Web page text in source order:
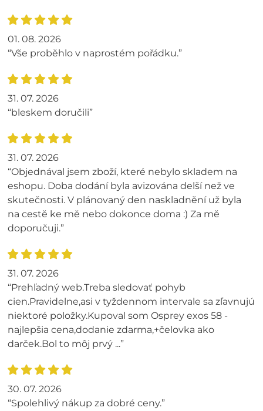
01. 08. 2026
“Vše proběhlo v naprostém pořádku.”
31. 07. 2026
“bleskem doručili”
31. 07. 2026
“Objednával jsem zboží, které nebylo skladem na
eshopu. Doba dodání byla avizována delší než ve
skutečnosti. V plánovaný den naskladnění už byla
na cestě ke mě nebo dokonce doma :) Za mě
doporučuji.”
31. 07. 2026
“Prehľadný web.Treba sledovať pohyb
cien.Pravidelne,asi v tyždennom intervale sa zľavnujú
niektoré položky.Kupoval som Osprey exos 58 -
najlepšia cena,dodanie zdarma,+čelovka ako
darček.Bol to môj prvý ...”
30. 07. 2026
“Spolehlivý nákup za dobré ceny.”